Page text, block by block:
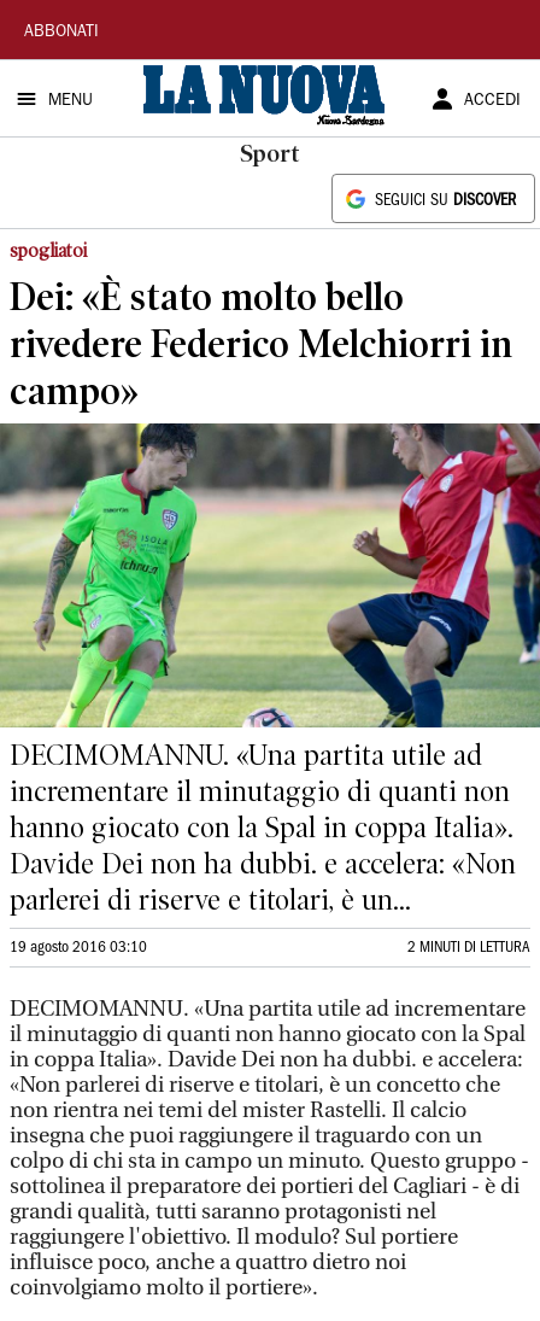
La
Nuova
Sardegna
ABBONATI
MENU ACCEDI
Sport
SEGUICI SU DISCOVER
spogliatoi
Dei: «È stato molto bello
rivedere Federico Melchiorri in
campo»
DECIMOMANNU. «Una partita utile ad
incrementare il minutaggio di quanti non
hanno giocato con la Spal in coppa Italia».
Davide Dei non ha dubbi. e accelera: «Non
parlerei di riserve e titolari, è un...
19 agosto 2016 03:10 2 MINUTI DI LETTURA
DECIMOMANNU. «Una partita utile ad incrementare
il minutaggio di quanti non hanno giocato con la Spal
in coppa Italia». Davide Dei non ha dubbi. e accelera:
«Non parlerei di riserve e titolari, è un concetto che
non rientra nei temi del mister Rastelli. Il calcio
insegna che puoi raggiungere il traguardo con un
colpo di chi sta in campo un minuto. Questo gruppo -
sottolinea il preparatore dei portieri del Cagliari - è di
grandi qualità, tutti saranno protagonisti nel
raggiungere l'obiettivo. Il modulo? Sul portiere
influisce poco, anche a quattro dietro noi
coinvolgiamo molto il portiere».